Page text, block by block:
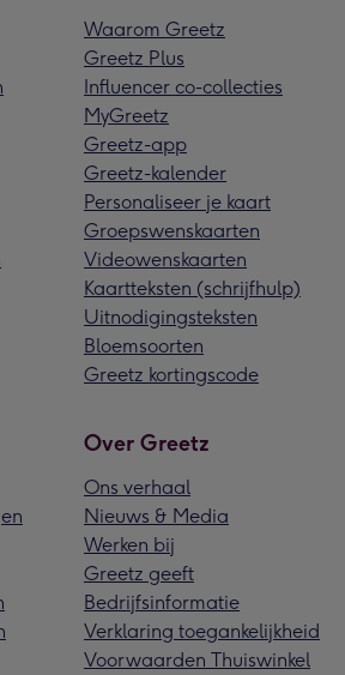
Waarom Greetz
Greetz Plus
Influencer co-collecties
MyGreetz
Greetz-app
Greetz-kalender
Personaliseer je kaart
Groepswenskaarten
Videowenskaarten
Kaartteksten (schrijfhulp)
Uitnodigingsteksten
Bloemsoorten
Greetz kortingscode
Over Greetz
Ons verhaal
Nieuws & Media
Werken bij
Greetz geeft
Bedrijfsinformatie
Verklaring toegankelijkheid
Voorwaarden Thuiswinkel